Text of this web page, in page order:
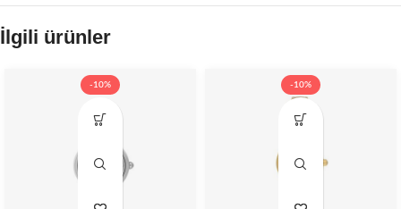
İlgili ürünler
-10% -10%